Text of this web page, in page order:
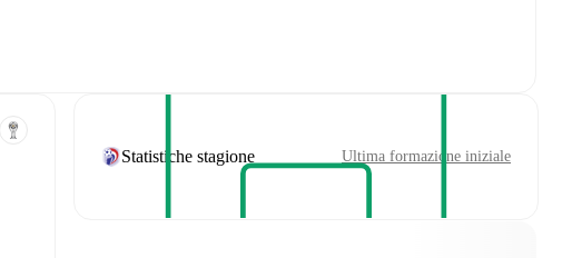
Statistiche stagione Ultima formazione iniziale